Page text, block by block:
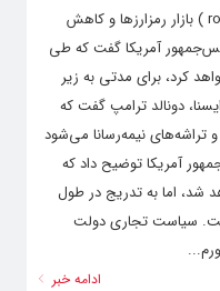
پایگاه خبری و تحلیلی رشد ( roshdnews.ir ) بازار رمزارزها و کاهش
آمریکا گفت که طی
کرد، برای مدتی به زیر
ایسنا، دونالد ترامپ گفت که
تراشه‌های نیمه‌رسانا می‌شود
آمریکا توضیح داد که
شد، اما به تدریج در طول
یافت. سیاست تجاری دولت
ادامه خبر